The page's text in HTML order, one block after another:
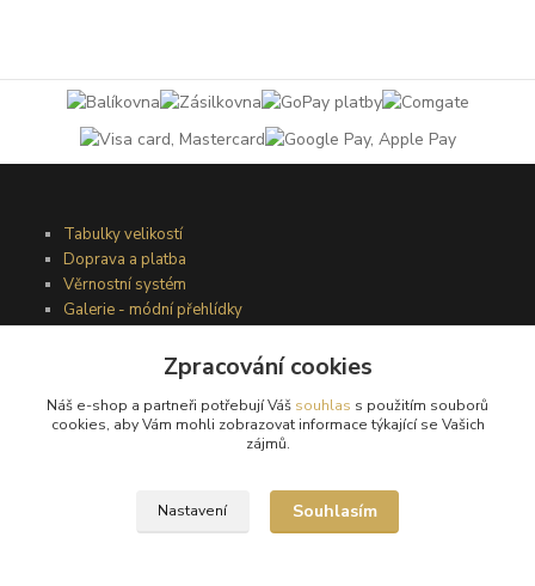
Tabulky velikostí
Doprava a platba
Věrnostní systém
Galerie - módní přehlídky
Obchodní podmínky
Zpracování cookies
Náš e-shop a partneři potřebují Váš souhlas s použitím souborů
cookies, aby Vám mohli zobrazovat informace týkající se Vašich
zájmů.
Nastavení Souhlasím